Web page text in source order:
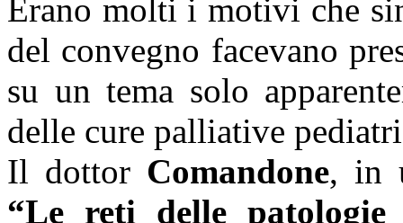
Erano molti i motivi che
del convegno facevano
su un tema solo
delle cure palliative
Il dottor Comandone, in
“Le reti delle patologie